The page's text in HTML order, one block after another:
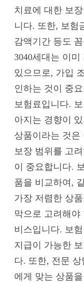
치료에 대한 보
니다. 또한, 보험
감액기간 등도
3040세대는 이
있으므로, 가입
인하는 것이 중
보험료입니다.
아지는 경향이
상품이라는 것은
보장 범위를 고
이 중요합니다.
품을 비교하여,
가장 저렴한 상
막으로 고려해야
비스입니다. 보
지급이 가능한
다. 또한, 전문
에게 맞는 상품